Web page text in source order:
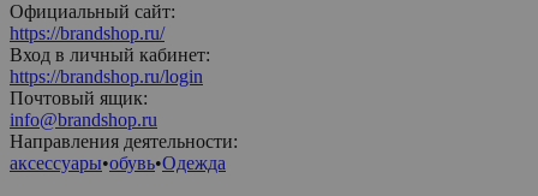
Официальный сайт:
https://brandshop.ru/
Вход в личный кабинет:
https://brandshop.ru/login
Почтовый ящик:
info@brandshop.ru
Направления деятельности:
аксессуары•обувь•Одежда